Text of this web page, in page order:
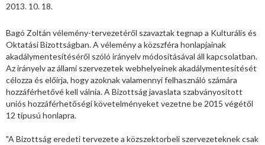
2013. 10. 18.
Bagó Zoltán vélemény-tervezetéről szavaztak tegnap a Kulturális és
Oktatási Bizottságban. A vélemény a közszféra honlapjainak
akadálymentesítéséről szóló irányelv módosításával áll kapcsolatban.
Az irányelv az állami szervezetek webhelyeinek akadálymentesítését
célozza és előírja, hogy azoknak valamennyi felhasználó számára
hozzáférhetővé kell válnia. A Bizottság javaslata szabványosított
uniós hozzáférhetőségi követelményeket vezetne be 2015 végétől
12 típusú honlapra.
"A Bizottság eredeti tervezete a közszektorbeli szervezeteknek csak